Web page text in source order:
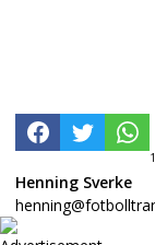
Henning Sverke